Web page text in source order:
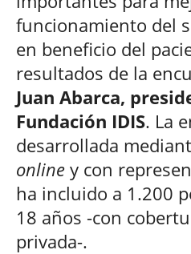
funcionamiento del
en beneficio del
resultados de la
Juan Abarca,
Fundación IDIS. La
desarrollada
online y con
ha incluido a 1.200
18 años -con
privada-.